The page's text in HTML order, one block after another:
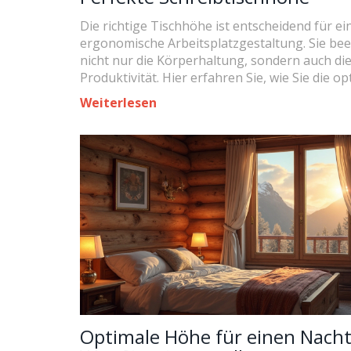
Die richtige Tischhöhe ist entscheidend für
ergonomische Arbeitsplatzgestaltung. Sie
nicht nur die Körperhaltung, sondern auch die
Produktivität. Hier erfahren Sie, wie Sie die
Schreibtischhöhe für Ihre Körpergröße
warum ein höhenverstellbarer Schreibtisch
Tipps und interessanten Fakten machen wir
Arbeitsumgebung komfortabler.
Weiterlesen
Optimale Höhe für einen